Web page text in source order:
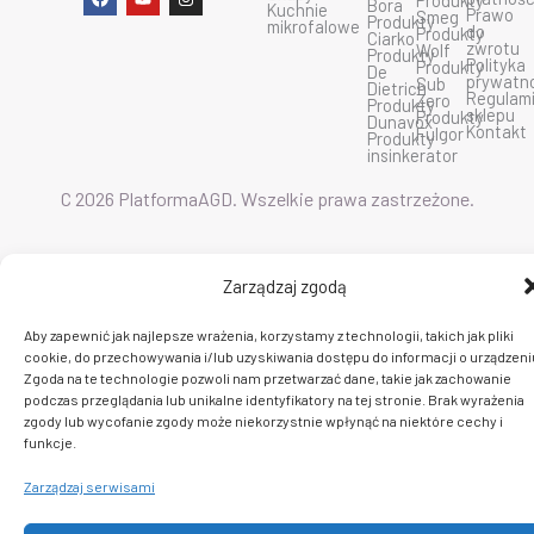
Zarządzaj zgodą
Aby zapewnić jak najlepsze wrażenia, korzystamy z technologii, takich jak pliki
cookie, do przechowywania i/lub uzyskiwania dostępu do informacji o
Zgoda na te technologie pozwoli nam przetwarzać dane, takie jak zachowanie
podczas przeglądania lub unikalne identyfikatory na tej stronie. Brak wyrażenia
zgody lub wycofanie zgody może niekorzystnie wpłynąć na niektóre cechy i
funkcje.
Zarządzaj serwisami
a
c
o
u
n
s
Kuchnie
mikrofalowe
Bora
Produkty
Ciarko
Produkty
De
Dietrich
Produkty
Dunavox
Produkty
insinkerator
Smeg
Produkty
Wolf
Produkty
Sub
Zero
Produkty
Fulgor
Prawo
do
zwrotu
Polityka
sklepu
Kontakt
C 2026 PlatformaAGD. Wszelkie prawa zastrzeżone.